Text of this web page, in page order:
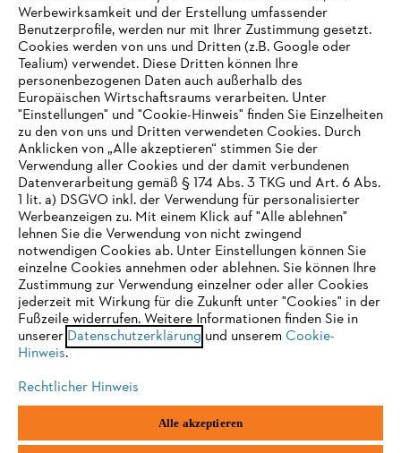
Unternehmen
Häufig gestellte Fragen
Service
Datenschutzrichtlinien Impressum Cookies
Fachmarktstraße 7
IHR BROWSER WIRD NICHT
UNTERSTÜTZT
Sie nutzen einen Browser, den wir noch nicht unterstützen. Für
eine optimale Nutzung unserer Seite empfehlen wir Ihnen, zu
einem der folgenden Browser zu wechseln:
Firefox Chrome
Werbewirksamkeit und der Erstellung umfassender
Benutzerprofile, werden nur mit Ihrer Zustimmung gesetzt.
Cookies werden von uns und Dritten (z.B. Google oder
Tealium) verwendet. Diese Dritten können Ihre
personenbezogenen Daten auch außerhalb des
Europäischen Wirtschaftsraums verarbeiten. Unter
"Einstellungen" und "Cookie-Hinweis" finden Sie Einzelheiten
zu den von uns und Dritten verwendeten Cookies. Durch
Anklicken von „Alle akzeptieren“ stimmen Sie der
Verwendung aller Cookies und der damit verbundenen
Datenverarbeitung gemäß § 174 Abs. 3 TKG und Art. 6 Abs.
1 lit. a) DSGVO inkl. der Verwendung für personalisierter
Werbeanzeigen zu. Mit einem Klick auf "Alle ablehnen"
lehnen Sie die Verwendung von nicht zwingend
notwendigen Cookies ab. Unter Einstellungen können Sie
einzelne Cookies annehmen oder ablehnen. Sie können Ihre
Zustimmung zur Verwendung einzelner oder aller Cookies
jederzeit mit Wirkung für die Zukunft unter "Cookies" in der
Fußzeile widerrufen. Weitere Informationen finden Sie in
unserer Datenschutzerklärung und unserem Cookie-
Hinweis.
Rechtlicher Hinweis
Alle akzeptieren